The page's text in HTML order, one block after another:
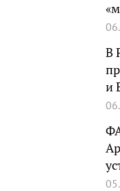
В
и